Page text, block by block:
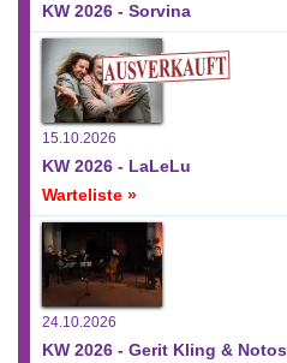
KW 2026 - Sorvina
15.10.2026
KW 2026 - LaLeLu
Warteliste »
24.10.2026
KW 2026 - Gerit Kling & Notos